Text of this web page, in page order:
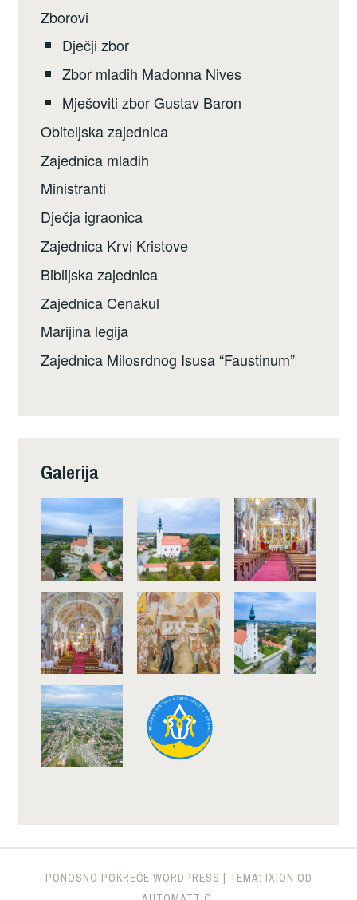
Zborovi
Dječji zbor
Zbor mladih Madonna Nives
Mješoviti zbor Gustav Baron
Obiteljska zajednica
Zajednica mladih
Ministranti
Dječja igraonica
Zajednica Krvi Kristove
Biblijska zajednica
Zajednica Cenakul
Marijina legija
Zajednica Milosrdnog Isusa “Faustinum”
Galerija
PONOSNO POKREĆE WORDPRESS | TEMA: IXION OD